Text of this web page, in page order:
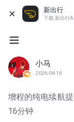
新出行
下载 新出行
小马
2026-06-16
增程的纯电续航
16分钟